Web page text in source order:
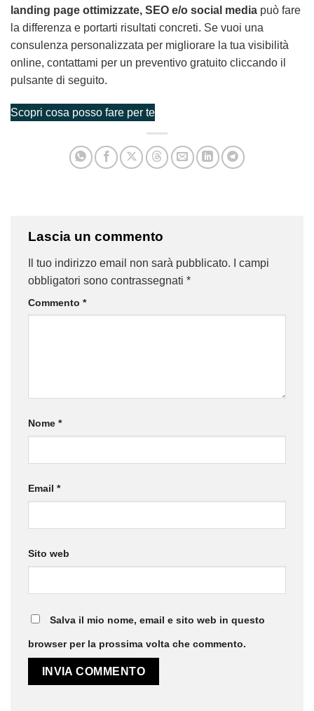
landing page ottimizzate, SEO e/o social media può fare
la differenza e portarti risultati concreti. Se vuoi una
consulenza personalizzata per migliorare la tua visibilità
online, contattami per un preventivo gratuito cliccando il
pulsante di seguito.
Scopri cosa posso fare per te
Lascia un commento
Il tuo indirizzo email non sarà pubblicato.
I campi
obbligatori sono contrassegnati *
Commento *
Nome *
Email *
Sito web
Salva il mio nome, email e sito web in questo
browser per la prossima volta che commento.